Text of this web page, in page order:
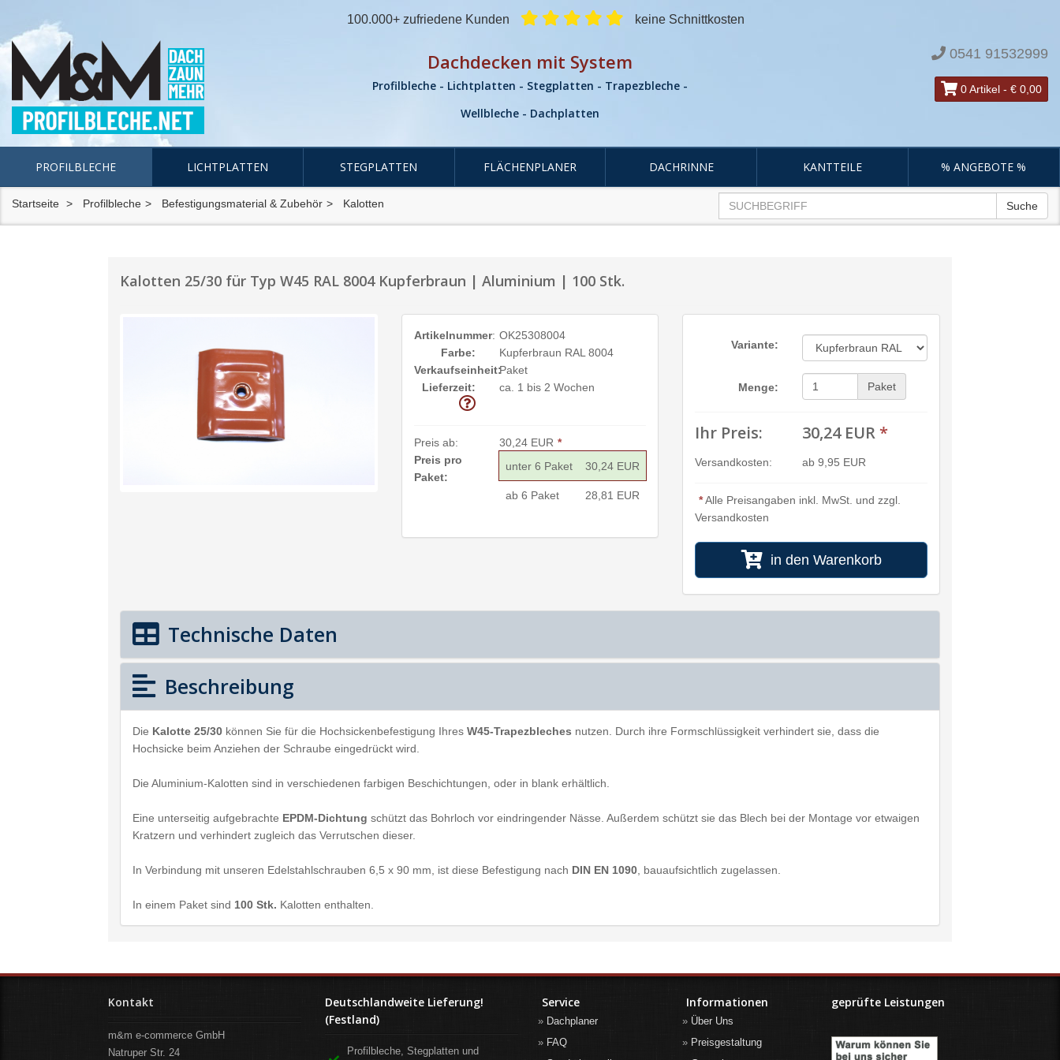
100.000+ zufriedene Kunden keine Schnittkosten
Dachdecken mit System
Profilbleche - Lichtplatten - Stegplatten - Trapezbleche -
Wellbleche - Dachplatten
0541 91532999
0 Artikel - € 0,00
PROFILBLECHE LICHTPLATTEN STEGPLATTEN FLÄCHENPLANER DACHRINNE KANTTEILE % ANGEBOTE %
Startseite Profilbleche Befestigungsmaterial & Zubehör Kalotten Suche
Kalotten 25/30 für Typ W45 RAL 8004 Kupferbraun | Aluminium | 100 Stk.
Artikelnummer: OK25308004
Farbe:
Kupferbraun RAL 8004
Verkaufseinheit:Paket
Lieferzeit:
ca. 1 bis 2 Wochen
Preis ab: 30,24 EUR *
Preis pro
Paket:
unter 6 Paket 30,24 EUR
ab 6 Paket 28,81 EUR
Variante:
Menge: Paket
Ihr Preis: 30,24 EUR *
Versandkosten: ab 9,95 EUR
*Alle Preisangaben inkl. MwSt. und zzgl.
Versandkosten
in den Warenkorb
Technische Daten
Beschreibung
Die Kalotte 25/30 können Sie für die Hochsickenbefestigung Ihres W45-Trapezbleches nutzen. Durch ihre Formschlüssigkeit verhindert sie, dass die
Hochsicke beim Anziehen der Schraube eingedrückt wird.
Die Aluminium-Kalotten sind in verschiedenen farbigen Beschichtungen, oder in blank erhältlich.
Eine unterseitig aufgebrachte EPDM-Dichtung schützt das Bohrloch vor eindringender Nässe. Außerdem schützt sie das Blech bei der Montage vor etwaigen
Kratzern und verhindert zugleich das Verrutschen dieser.
In Verbindung mit unseren Edelstahlschrauben 6,5 x 90 mm, ist diese Befestigung nach DIN EN 1090 , bauaufsichtlich zugelassen.
In einem Paket sind 100 Stk. Kalotten enthalten.
Kontakt
m&m e-commerce GmbH
Natruper Str. 24
Deutschlandweite Lieferung!
(Festland)
Profilbleche, Stegplatten und
Service
Dachplaner
FAQ
Informationen
Über Uns
Preisgestaltung
geprüfte Leistungen